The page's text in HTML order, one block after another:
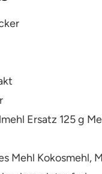
Ersatz 125 g
Mehl Kokosmehl,